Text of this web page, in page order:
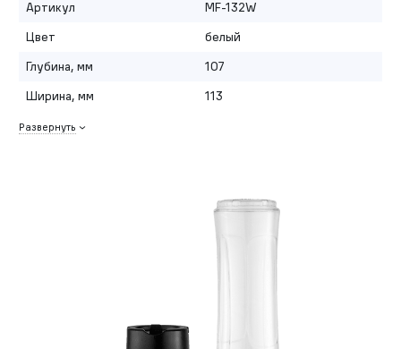
Артикул
MF-132W
Цвет
белый
Глубина, мм
107
Ширина, мм
113
Развернуть